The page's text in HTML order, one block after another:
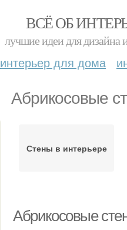
ВСЁ ОБ
лучшие идеи для дизайна
интерьер для дома
Абрикосовые
Стены в интерьере
Абрикосовые